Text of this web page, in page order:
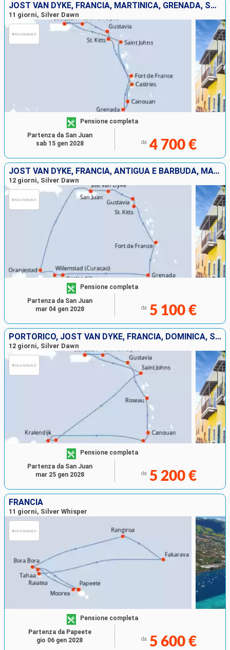
JOST VAN DYKE, FRANCIA, MARTINICA, GRENADA, SAINT-VINCENT E LE GRENADINE, SANTA LUCIA, ANTIGUA E BARBUDA, PORTORICO
11 giorni, Silver Dawn
Pensione completa
da 4 700 €
Partenza da San Juan
sab 15 gen 2028
JOST VAN DYKE, FRANCIA, ANTIGUA E BARBUDA, MARTINICA, GRENADA, BONAIRE, ARUBA, PORTORICO
12 giorni, Silver Dawn
Pensione completa
da 5 100 €
Partenza da San Juan
mar 04 gen 2028
PORTORICO, JOST VAN DYKE, FRANCIA, DOMINICA, SAINT-VINCENT E LE GRENADINE, GRENADA, BONAIRE, ANTIGUA E BARBUDA
12 giorni, Silver Dawn
Pensione completa
da 5 200 €
Partenza da San Juan
mar 25 gen 2028
FRANCIA
11 giorni, Silver Whisper
Pensione completa
da 5 600 €
Partenza da Papeete
gio 06 gen 2028